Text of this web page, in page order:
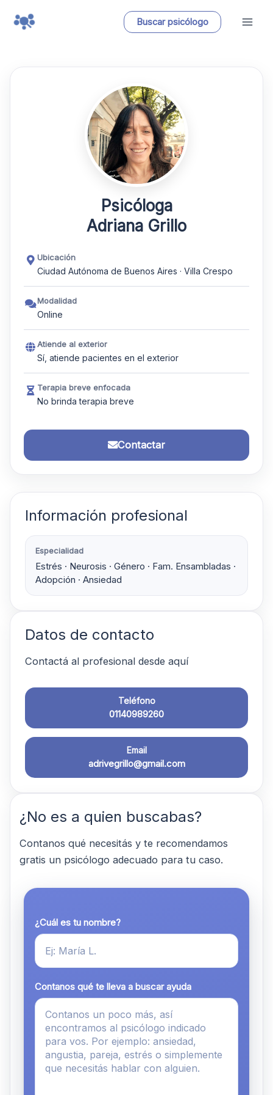
Buscar psicólogo
Psicóloga
Adriana Grillo
Ubicación
Ciudad Autónoma de Buenos Aires · Villa Crespo
Modalidad
Online
Atiende al exterior
Sí, atiende pacientes en el exterior
Terapia breve enfocada
No brinda terapia breve
Contactar
Información profesional
Especialidad
Estrés · Neurosis · Género · Fam. Ensambladas ·
Adopción · Ansiedad
Datos de contacto
Contactá al profesional desde aquí
Teléfono
01140989260
Email
adrivegrillo@gmail.com
¿No es a quien buscabas?
Contanos qué necesitás y te recomendamos
gratis un psicólogo adecuado para tu caso.
¿Cuál es tu nombre?
Contanos qué te lleva a buscar ayuda